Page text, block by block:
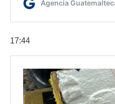
17:44